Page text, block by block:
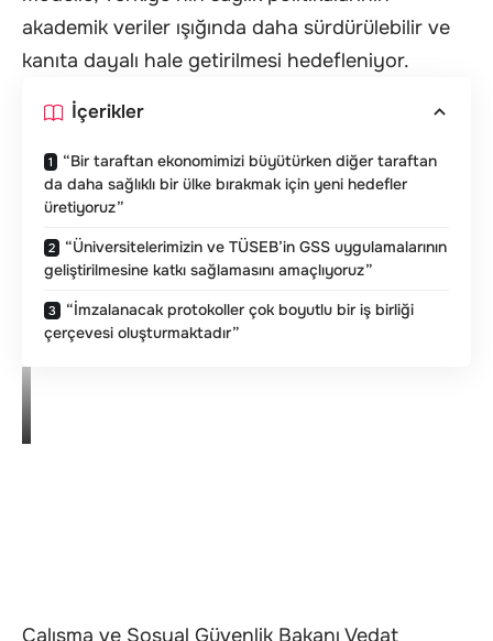
akademik veriler ışığında daha sürdürülebilir ve
kanıta dayalı hale getirilmesi hedefleniyor.
İçerikler
“Bir taraftan ekonomimizi büyütürken diğer taraftan
da daha sağlıklı bir ülke bırakmak için yeni hedefler
üretiyoruz”
“Üniversitelerimizin ve TÜSEB’in GSS uygulamalarının
geliştirilmesine katkı sağlamasını amaçlıyoruz”
“İmzalanacak protokoller çok boyutlu bir iş birliği
çerçevesi oluşturmaktadır”
Çalışma ve Sosyal Güvenlik Bakanı Vedat